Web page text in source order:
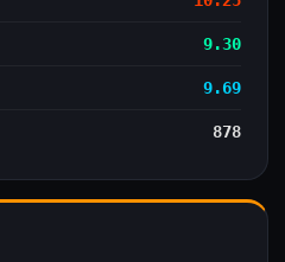
9.30
9.69
878